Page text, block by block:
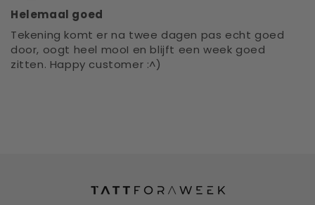
Helemaal goed
Tekening komt er na twee dagen pas echt goed
door, oogt heel mooI en blijft een week goed
zitten. Happy customer :^)